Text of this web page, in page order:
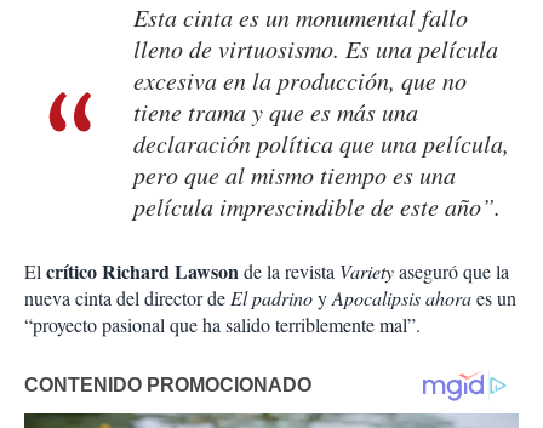
Esta cinta es un monumental fallo
lleno de virtuosismo. Es una película
excesiva en la producción, que no
tiene trama y que es más una
declaración política que una película,
pero que al mismo tiempo es una
película imprescindible de este año”.
Elcrítico Richard Lawsonde la revista Varietyaseguró que la
nueva cinta del director deEl padrinoyApocalipsis ahoraes un
“proyecto pasional que ha salido terriblemente mal”.